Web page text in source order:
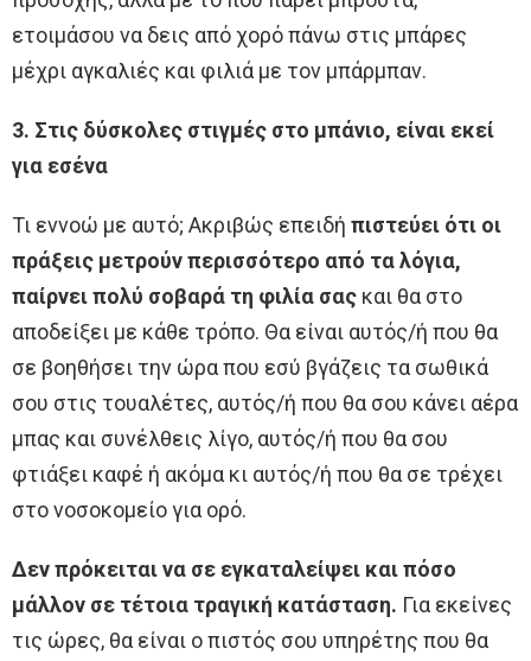
ετοιμάσου να δεις από χορό πάνω στις μπάρες
μέχρι αγκαλιές και φιλιά με τον μπάρμπαν.
3. Στις δύσκολες στιγμές στο μπάνιο, είναι εκεί
για εσένα
Τι εννοώ με αυτό; Ακριβώς επειδή πιστεύει ότι οι
πράξεις μετρούν περισσότερο από τα λόγια,
παίρνει πολύ σοβαρά τη φιλία σας και θα στο
αποδείξει με κάθε τρόπο. Θα είναι αυτός/ή που θα
σε βοηθήσει την ώρα που εσύ βγάζεις τα σωθικά
σου στις τουαλέτες, αυτός/ή που θα σου κάνει αέρα
μπας και συνέλθεις λίγο, αυτός/ή που θα σου
φτιάξει καφέ ή ακόμα κι αυτός/ή που θα σε τρέχει
στο νοσοκομείο για ορό.
Δεν πρόκειται να σε εγκαταλείψει και πόσο
μάλλον σε τέτοια τραγική κατάσταση. Για εκείνες
τις ώρες, θα είναι ο πιστός σου υπηρέτης που θα